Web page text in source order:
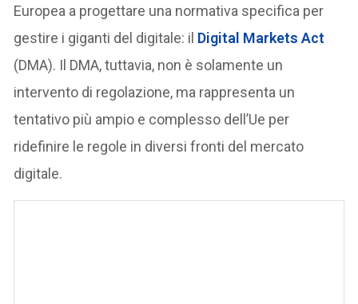
Europea a progettare una normativa specifica per
gestire i giganti del digitale: il Digital Markets Act
(DMA). Il DMA, tuttavia, non è solamente un
intervento di regolazione, ma rappresenta un
tentativo più ampio e complesso dell’Ue per
ridefinire le regole in diversi fronti del mercato
digitale.